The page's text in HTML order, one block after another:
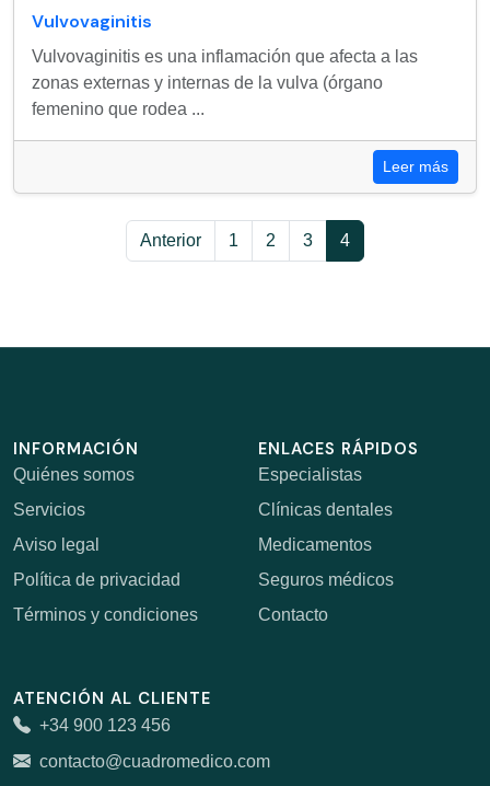
Vulvovaginitis
Vulvovaginitis es una inflamación que afecta a las
zonas externas y internas de la vulva (órgano
femenino que rodea ...
Leer más
Anterior 1 2 3 4
INFORMACIÓN
Quiénes somos
Servicios
Aviso legal
Política de privacidad
Términos y condiciones
ENLACES RÁPIDOS
Especialistas
Clínicas dentales
Medicamentos
Seguros médicos
Contacto
ATENCIÓN AL CLIENTE
+34 900 123 456
contacto@cuadromedico.com